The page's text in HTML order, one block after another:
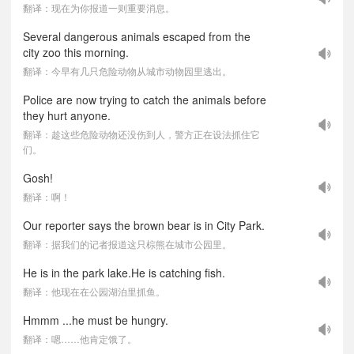
翻译：现在为你报道一则重要消息。
Several dangerous animals escaped from the
city zoo this morning.
翻译：今早有几只危险动物从城市动物园里逃出。
Police are now trying to catch the animals before
they hurt anyone.
翻译：趁这些危险动物还没伤到人，警方正在设法抓住它
们。
Gosh!
翻译：啊！
Our reporter says the brown bear is in City Park.
翻译：据我们的记者报道这只棕熊在城市公园里。
He is in the park lake.He is catching fish.
翻译：他现在在公园湖泊里抓鱼。
Hmmm ...he must be hungry.
翻译：嗯……他肯定饿了。